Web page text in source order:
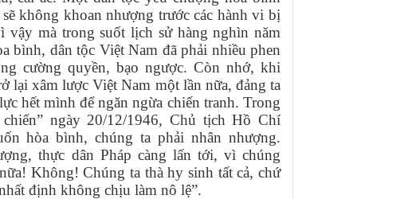
không khoan nhượng trước các hành vi bị
mà trong suốt lịch sử hàng nghìn năm
bình, dân tộc Việt Nam đã phải nhiều phen
cường quyền, bạo ngược. Còn nhớ, khi
lại xâm lược Việt Nam một lần nữa, đảng ta
hết mình để ngăn ngừa chiến tranh. Trong
ngày 20/12/1946, Chủ tịch Hồ Chí
hòa bình, chúng ta phải nhân nhượng.
thực dân Pháp càng lấn tới, vì chúng
Không! Chúng ta thà hy sinh tất cả, chứ
định không chịu làm nô lệ”.